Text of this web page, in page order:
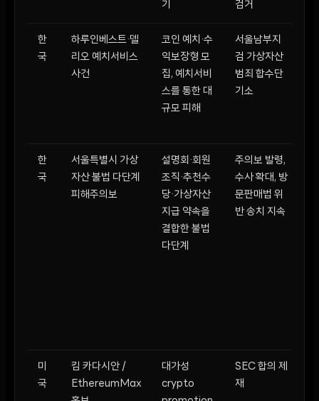
기 검거
한
국
하루인베스트·델
리오 예치서비스
사건
코인 예치·수
익보장형 모
집, 예치서비
스를 통한 대
규모 피해
서울남부지
검 가상자산
범죄 합수단
기소
한
국
서울특별시 가상
자산 불법 다단계
피해주의보
설명회·회원
조직·추천수
당·가상자산
지급 약속을
결합한 불법
다단계
주의보 발령,
수사 확대, 방
문판매법 위
반 송치 지속
미
국
킴 카다시안 /
EthereumMax
대가성
crypto
SEC 합의 제
재